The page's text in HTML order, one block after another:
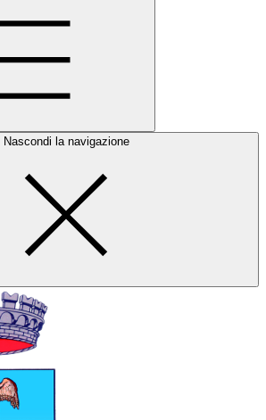
Nascondi la navigazione